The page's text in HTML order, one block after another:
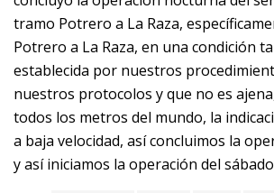
tramo Potrero a La Raza,
Potrero a La Raza, en una condición
establecida por nuestros
nuestros protocolos y que no es
todos los metros del mundo, la
a baja velocidad, así concluimos la
y así iniciamos la operación del